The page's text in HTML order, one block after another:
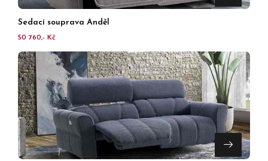
Sedací souprava Anděl
50 760,- Kč